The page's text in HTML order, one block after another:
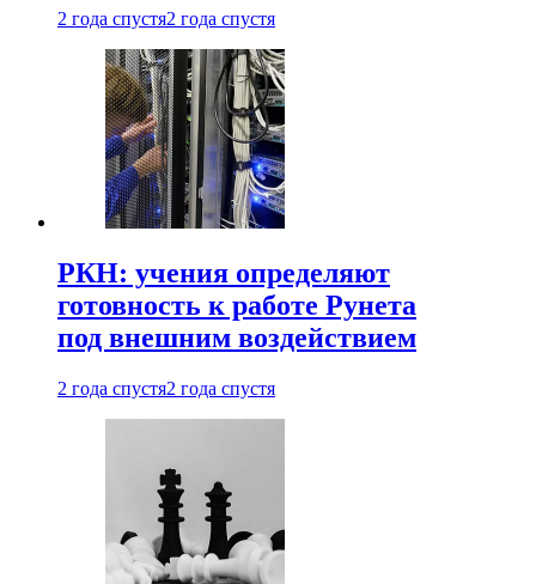
2 года спустя2 года спустя
РКН: учения определяют
готовность к работе Рунета
под внешним воздействием
2 года спустя2 года спустя